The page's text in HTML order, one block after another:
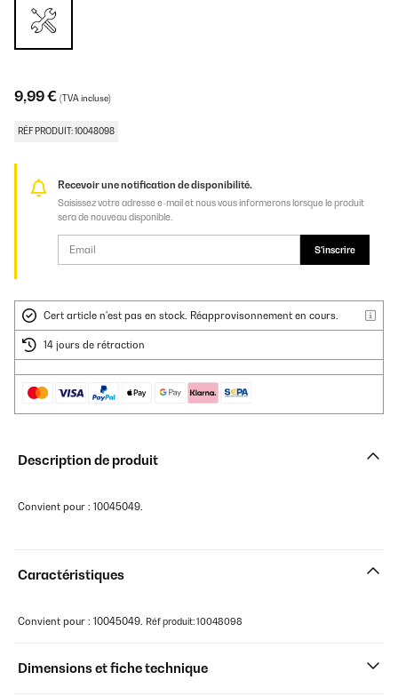
9,99 € (TVA incluse)
RÉF PRODUIT: 10048098
Recevoir une notification de disponibilité.
Saisissez votre adresse e-mail et nous vous informerons lorsque le produit
sera de nouveau disponible.
S'inscrire
Cert article n'est pas en stock. Réapprovisonnement en cours.
14 jours de rétraction
Description de produit
Convient pour : 10045049.
Caractéristiques
Convient pour : 10045049. Réf produit: 10048098
Dimensions et fiche technique